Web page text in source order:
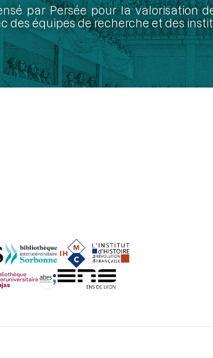
par Persée pour la valorisation
des équipes de recherche et des